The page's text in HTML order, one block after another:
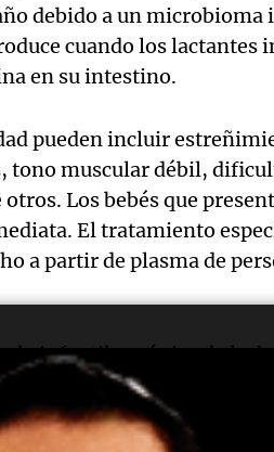
debido a un
cuando los lactantes
en su intestino.
pueden incluir
tono muscular débil,
Los bebés que
El tratamiento
a partir de plasma de
infantil orgánica de
1% del total de fórmulas
no representa un riesgo de